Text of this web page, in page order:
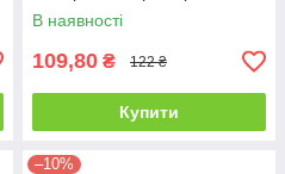
В наявності
109,80 ₴ 122 ₴
Купити
–10%